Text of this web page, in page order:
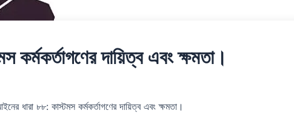
দায়িত্ব এবং ক্ষমতা।
ধারা ৮৮: কাস্টমস কর্মকর্তাগণের দায়িত্ব এবং ক্ষমতা।